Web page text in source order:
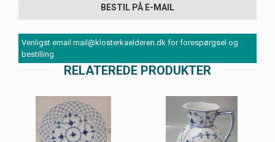
BESTIL PÅ E-MAIL
Venligst email mail@klosterkaelderen.dk for forespørgsel og
bestilling
RELATEREDE PRODUKTER